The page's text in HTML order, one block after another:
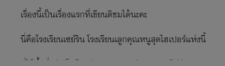
เรื่องนี้เป็นเรื่องแรกที่เขียนติชมได้นะคะ
นี่คือโรงเรียนเซย์ริน โรงเรียนเลูกคุณหนูสุดไฮเปอร์แห่งนี้